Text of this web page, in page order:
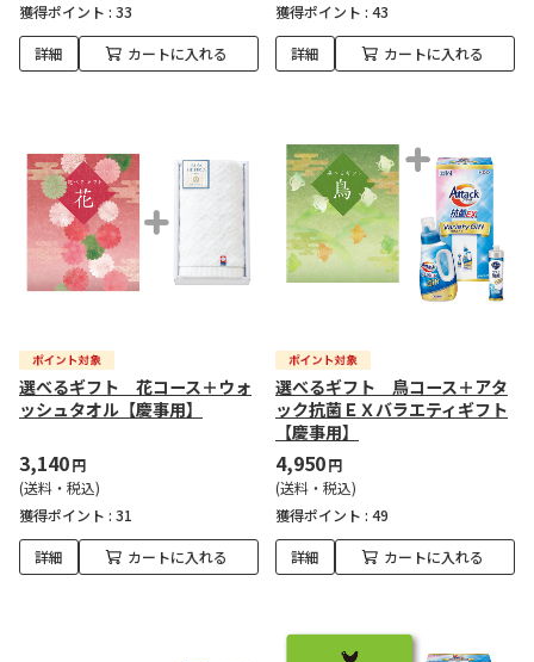
獲得ポイント : 33
詳細 カートに入れる
獲得ポイント : 43
詳細 カートに入れる
選べるギフト 花コース＋ウォ
ッシュタオル【慶事用】
3,140円
(送料・税込)
獲得ポイント : 31
詳細 カートに入れる
選べるギフト 鳥コース＋アタ
ック抗菌ＥＸバラエティギフト
【慶事用】
4,950円
(送料・税込)
獲得ポイント : 49
詳細 カートに入れる